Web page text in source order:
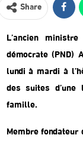
Share
L’ancien
démocrate
lundi à mardi à
des suites
famille.
Membre